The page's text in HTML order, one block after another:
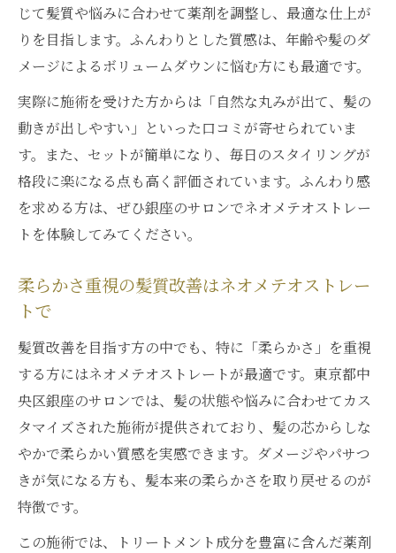
じて髪質や悩みに合わせて薬剤を調整し、最適な仕上が
りを目指します。ふんわりとした質感は、年齢や髪のダ
メージによるボリュームダウンに悩む方にも最適です。
実際に施術を受けた方からは「自然な丸みが出て、髪の
動きが出しやすい」といった口コミが寄せられていま
す。また、セットが簡単になり、毎日のスタイリングが
格段に楽になる点も高く評価されています。ふんわり感
を求める方は、ぜひ銀座のサロンでネオメテオストレー
トを体験してみてください。
柔らかさ重視の髪質改善はネオメテオストレー
トで
髪質改善を目指す方の中でも、特に「柔らかさ」を重視
する方にはネオメテオストレートが最適です。東京都中
央区銀座のサロンでは、髪の状態や悩みに合わせてカス
タマイズされた施術が提供されており、髪の芯からしな
やかで柔らかい質感を実感できます。ダメージやパサつ
きが気になる方も、髪本来の柔らかさを取り戻せるのが
特徴です。
この施術では、トリートメント成分を豊富に含んだ薬剤